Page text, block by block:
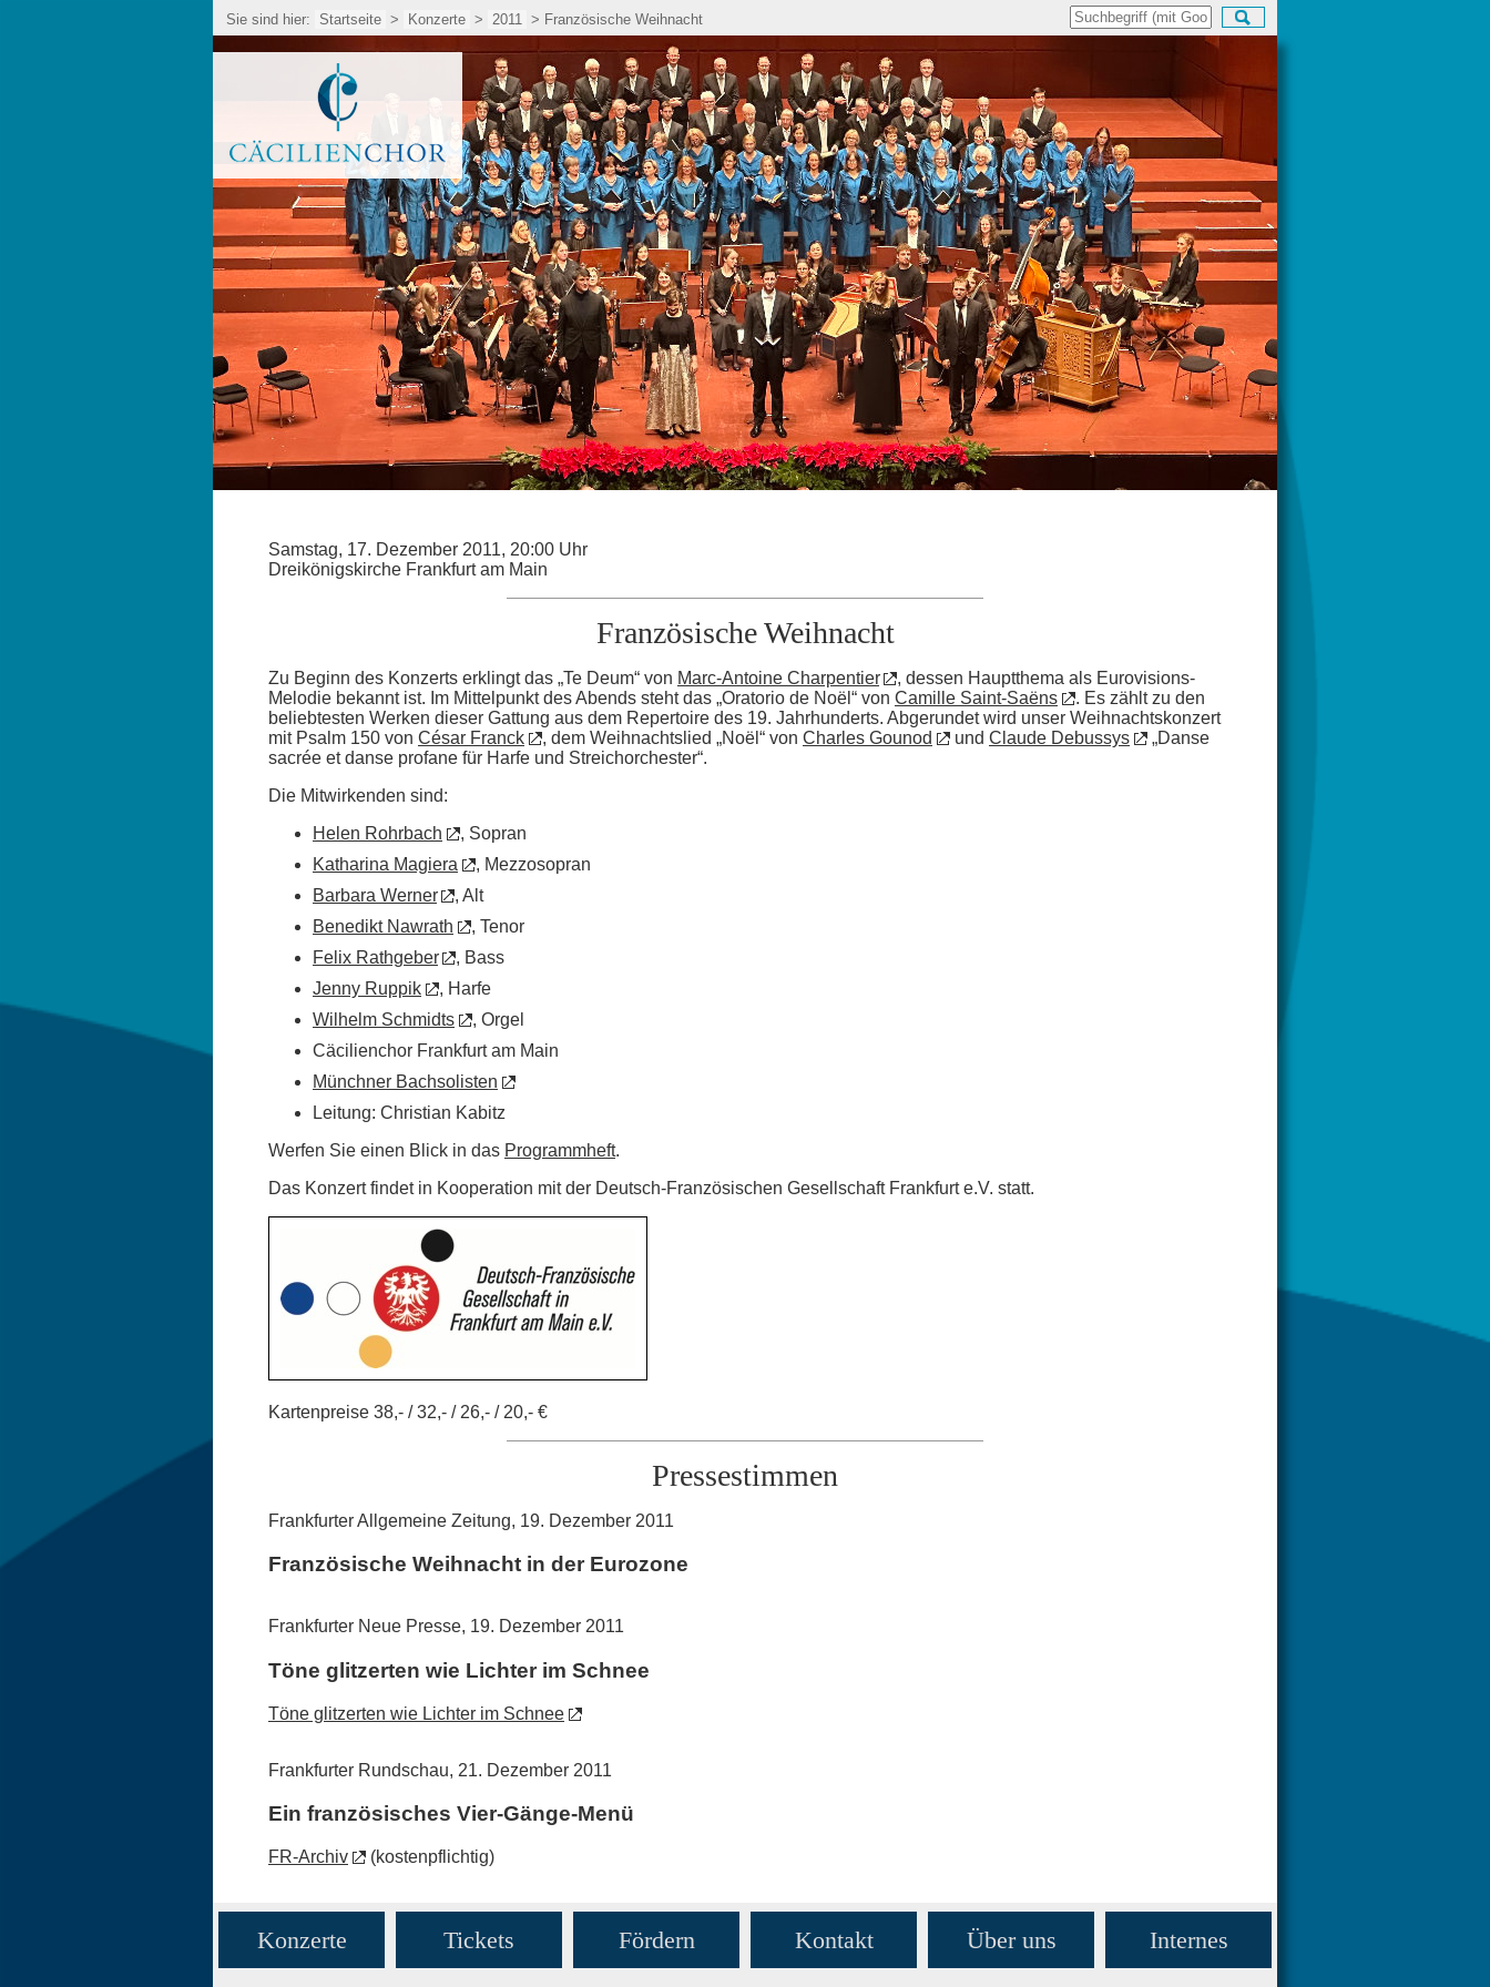
Sie sind hier: Startseite > Konzerte > 2011 > Französische Weihnacht
Samstag, 17. Dezember 2011, 20:00 Uhr
Dreikönigskirche Frankfurt am Main
Französische Weihnacht
Zu Beginn des Konzerts erklingt das „Te Deum“ von Marc-Antoine Charpentier
, dessen Hauptthema als Eurovisions-
Melodie bekannt ist. Im Mittelpunkt des Abends steht das „Oratorio de Noël“ von Camille Saint-Saëns
. Es zählt zu den
beliebtesten Werken dieser Gattung aus dem Repertoire des 19. Jahrhunderts. Abgerundet wird unser Weihnachtskonzert
mit Psalm 150 von César Franck , dem Weihnachtslied „Noël“ von Charles Gounod und Claude Debussys
„Danse
sacrée et danse profane für Harfe und Streichorchester“.
Die Mitwirkenden sind:
Helen Rohrbach
, Sopran
Katharina Magiera
, Mezzosopran
Barbara Werner
, Alt
Benedikt Nawrath
, Tenor
Felix Rathgeber
, Bass
Jenny Ruppik
, Harfe
Wilhelm Schmidts
, Orgel
Cäcilienchor Frankfurt am Main
Münchner Bachsolisten
Leitung: Christian Kabitz
Werfen Sie einen Blick in das Programmheft.
Das Konzert findet in Kooperation mit der Deutsch-Französischen Gesellschaft Frankfurt e.V. statt.
Kartenpreise 38,- / 32,- / 26,- / 20,- €
Pressestimmen
Frankfurter Allgemeine Zeitung, 19. Dezember 2011
Französische Weihnacht in der Eurozone
Frankfurter Neue Presse, 19. Dezember 2011
Töne glitzerten wie Lichter im Schnee
Töne glitzerten wie Lichter im Schnee
Frankfurter Rundschau, 21. Dezember 2011
Ein französisches Vier-Gänge-Menü
FR-Archiv (kostenpflichtig)
Konzerte Tickets Fördern Kontakt Über uns Internes